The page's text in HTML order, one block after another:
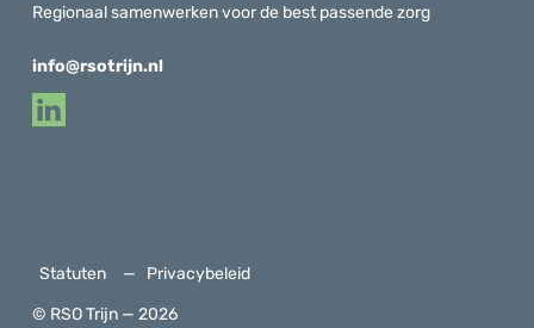
Regionaal samenwerken voor de best passende zorg
info@rsotrijn.nl
Statuten
Privacybeleid
© RSO Trijn — 2026